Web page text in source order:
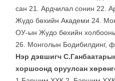
сан 21. Ардчилал сонин 22.
Жүдо бөхийн Академи 24.
ОУ-ын Жудо бөхийн холбооны
26. Монголын Бодибилдинг,
Нэр дэвшигч
хоршоонд оруулсан